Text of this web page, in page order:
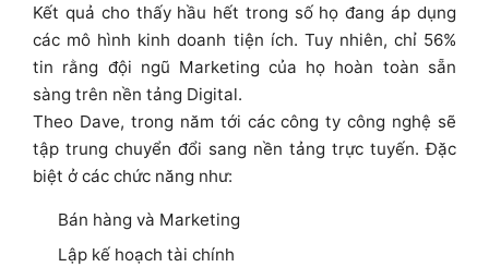
Kết quả cho thấy hầu hết trong số họ đang áp dụng
các mô hình kinh doanh tiện ích. Tuy nhiên, chỉ 56%
tin rằng đội ngũ Marketing của họ hoàn toàn sẵn
sàng trên nền tảng Digital.
Theo Dave, trong năm tới các công ty công nghệ sẽ
tập trung chuyển đổi sang nền tảng trực tuyến. Đặc
biệt ở các chức năng như:
Bán hàng và Marketing
Lập kế hoạch tài chính